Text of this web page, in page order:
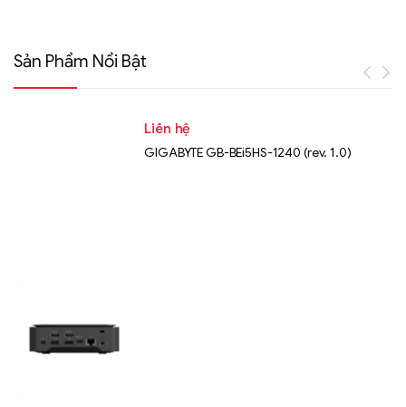
Sản Phẩm Nổi Bật
Liên hệ
GIGABYTE GB-BEi5HS-1240 (rev. 1.0)